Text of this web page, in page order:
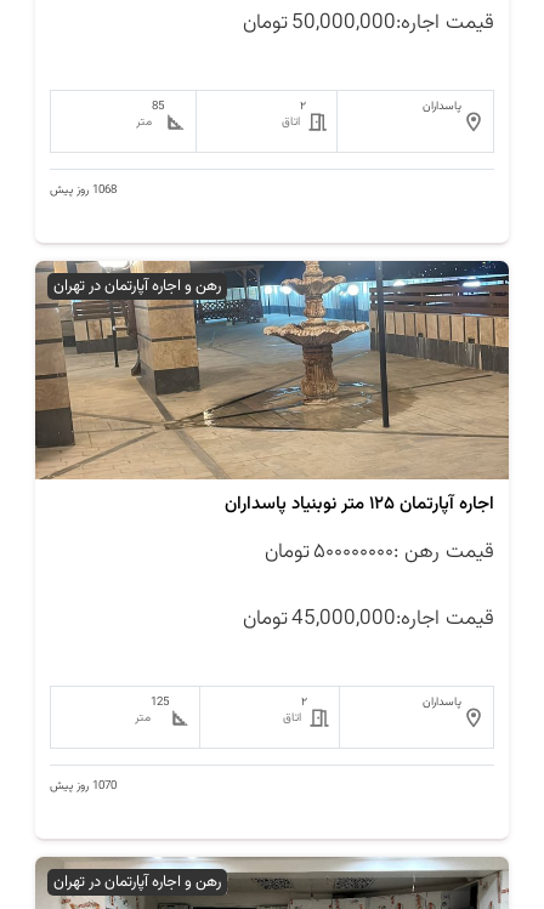
قیمت اجاره:50,000,000تومان
پاسداران
۲
اتاق
85
متر
1068 روز پیش
رهن و اجاره آپارتمان در تهران
اجاره آپارتمان ۱۲۵ متر نوبنیاد پاسداران
قیمت رهن :۵۰۰۰۰۰۰۰۰تومان
قیمت اجاره:45,000,000تومان
پاسداران
۲
اتاق
125
متر
1070 روز پیش
رهن و اجاره آپارتمان در تهران